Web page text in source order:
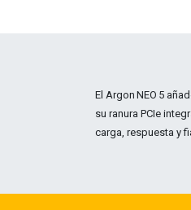
El Argon NEO 5
su ranura PCIe
carga, respuesta y